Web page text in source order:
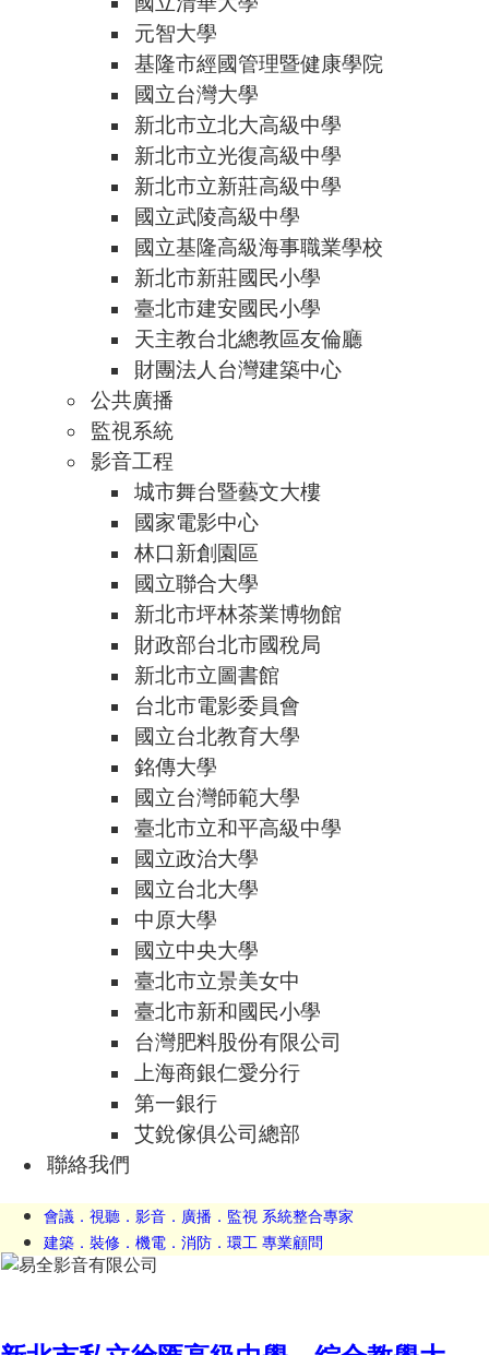
元智大學
基隆市經國管理暨健康學院
國立台灣大學
新北市立北大高級中學
新北市立光復高級中學
新北市立新莊高級中學
國立武陵高級中學
國立基隆高級海事職業學校
新北市新莊國民小學
臺北市建安國民小學
天主教台北總教區友倫廳
財團法人台灣建築中心
公共廣播
監視系統
影音工程
城市舞台暨藝文大樓
國家電影中心
林口新創園區
國立聯合大學
新北市坪林茶業博物館
財政部台北市國稅局
新北市立圖書館
台北市電影委員會
國立台北教育大學
銘傳大學
國立台灣師範大學
臺北市立和平高級中學
國立政治大學
國立台北大學
中原大學
國立中央大學
臺北市立景美女中
臺北市新和國民小學
台灣肥料股份有限公司
上海商銀仁愛分行
第一銀行
艾銳傢俱公司總部
聯絡我們
會議．視聽．影音．廣播．監視 系統整合專家
建築．裝修．機電．消防．環工 專業顧問